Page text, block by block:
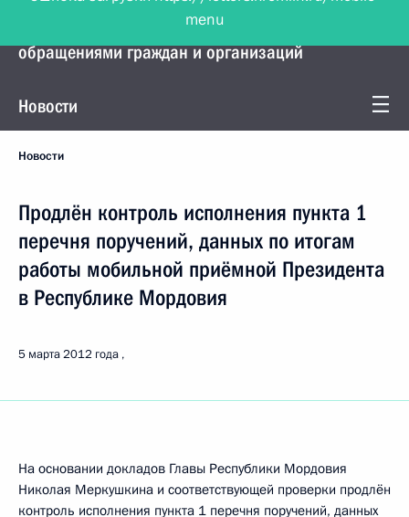
Управление Президента по работе с
обращениями граждан и организаций
Новости
Новости
Продлён контроль исполнения пункта 1
перечня поручений, данных по итогам
работы мобильной приёмной Президента
в Республике Мордовия
5 марта 2012 года
На основании докладов Главы Республики Мордовия
Николая Меркушкина и соответствующей проверки продлён
контроль исполнения пункта 1 перечня поручений, данных
menu